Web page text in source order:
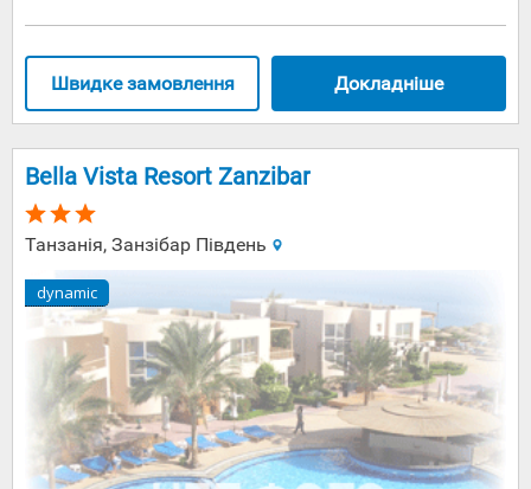
Докладніше
Швидке замовлення
Bella Vista Resort Zanzibar
Танзанія, Занзібар Південь
dynamic